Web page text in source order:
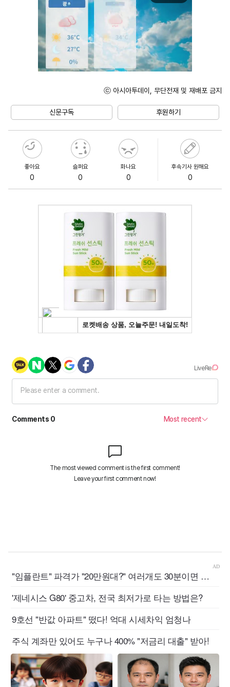
ⓒ 아시아투데이, 무단전재 및 재배포 금지
신문구독 후원하기
좋아요
0
슬퍼요
0
화나요
0
후속기사 원해요
0